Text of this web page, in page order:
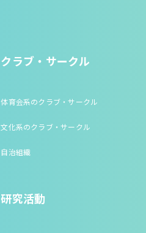
クラブ・サークル
体育会系のクラブ・サークル
文化系のクラブ・サークル
自治組織
研究活動